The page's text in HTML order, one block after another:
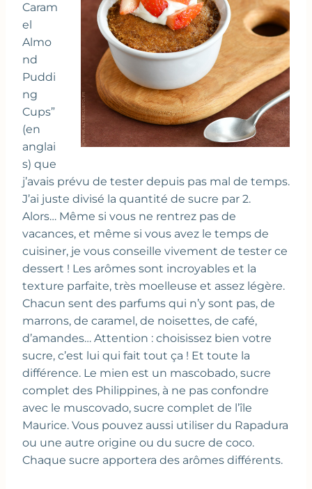
Caram
el
Almo
nd
Puddi
ng
Cups”
(en
anglai
s) que
j’avais prévu de tester depuis pas mal de temps.
J’ai juste divisé la quantité de sucre par 2.
Alors… Même si vous ne rentrez pas de
vacances, et même si vous avez le temps de
cuisiner, je vous conseille vivement de tester ce
dessert ! Les arômes sont incroyables et la
texture parfaite, très moelleuse et assez légère.
Chacun sent des parfums qui n’y sont pas, de
marrons, de caramel, de noisettes, de café,
d’amandes… Attention : choisissez bien votre
sucre, c’est lui qui fait tout ça ! Et toute la
différence. Le mien est un mascobado, sucre
complet des Philippines, à ne pas confondre
avec le muscovado, sucre complet de l’île
Maurice. Vous pouvez aussi utiliser du Rapadura
ou une autre origine ou du sucre de coco.
Chaque sucre apportera des arômes différents.